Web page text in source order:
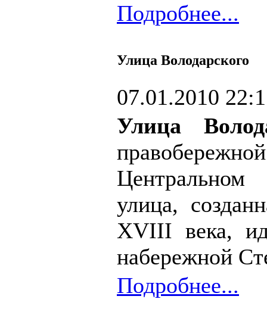
Подробнее...
Улица Володарского
07.01.2010
Улица
улица,
XVIII века,
набережной
Подробнее...